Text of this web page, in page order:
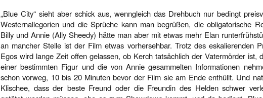
„Blue City“ sieht aber schick aus, wenngleich das Drehbuch nur bedingt
Westernallegorien und die Sprüche kann man begrüßen, die obligatorische
Billy und Annie (Ally Sheedy) hätte man aber mit etwas mehr Elan
an mancher Stelle ist der Film etwas vorhersehbar. Trotz des eskalierenden
Egos wird lange Zeit offen gelassen, ob Kerch tatsächlich der Vatermörder ist,
einer bestimmten Figur und die von Annie gesammelten Informationen
schon vorweg, 10 bis 20 Minuten bevor der Film sie am Ende enthüllt. Und
Klischee, dass der beste Freund oder die Freundin des Helden schwer